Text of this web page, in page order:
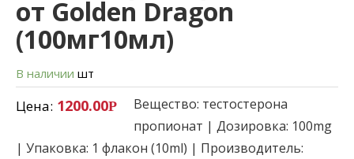
от Golden Dragon
(100мг10мл)
В наличии шт
Цена: 1200.00Р
Вещество: тестостерона
пропионат | Дозировка: 100mg
| Упаковка: 1 флакон (10ml) | Производитель: